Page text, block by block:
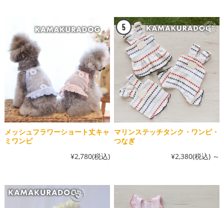
メッシュフラワーショート丈キャ
ミワンピ
¥2,780(税込)
マリンステッチタンク・ワンピ・
つなぎ
¥2,380(税込) ～